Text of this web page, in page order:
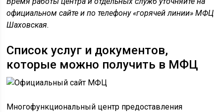
официальном сайте и по телефону «горячей линии» МФЦ
Шаховская.
Список услуг и документов,
которые можно получить в МФЦ
Многофункциональный центр предоставления